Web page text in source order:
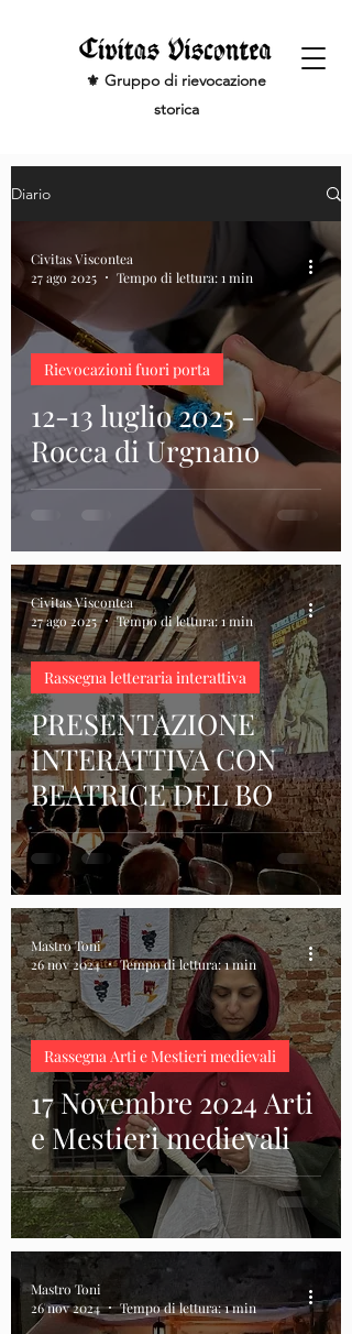
⚜️ Gruppo di rievocazione
storica
Diario
12-13 luglio 2025 -
Rocca di Urgnano
Rievocazioni fuori porta
Civitas Viscontea
27 ago 2025
Tempo di lettura: 1 min
PRESENTAZIONE
INTERATTIVA CON
BEATRICE DEL BO
Rassegna letteraria interattiva
Civitas Viscontea
27 ago 2025
Tempo di lettura: 1 min
17 Novembre 2024 Arti
e Mestieri medievali
Rassegna Arti e Mestieri medievali
Mastro Toni
26 nov 2024
Tempo di lettura: 1 min
Mastro Toni
26 nov 2024
Tempo di lettura: 1 min